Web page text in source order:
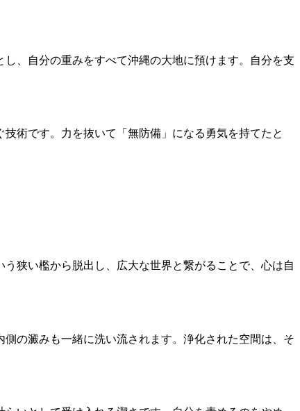
、自分の重みをすべて沖縄の大地に預けます。自分を支
術です。力を抜いて「無防備」になる勇気を持てたと
狭い檻から脱出し、広大な世界と繋がることで、心は自
の澱みも一緒に洗い流されます。浄化された空間は、そ